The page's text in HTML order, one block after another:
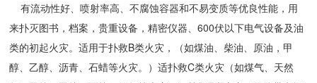
有流动性好、喷射率高、不腐蚀容器和不易变质等优良性能，用
来扑灭图书，档案，贵重设备，精密仪器、600伏以下电气设备及油
类的初起火灾。适用于扑救B类火灾，（如煤油、柴油、原油，甲
醇、乙醇、沥青、石蜡等火灾。）适扑救C类火灾（如煤气、天然